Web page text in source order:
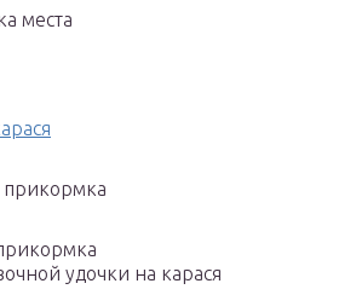
места
прикормка
удочки на карася